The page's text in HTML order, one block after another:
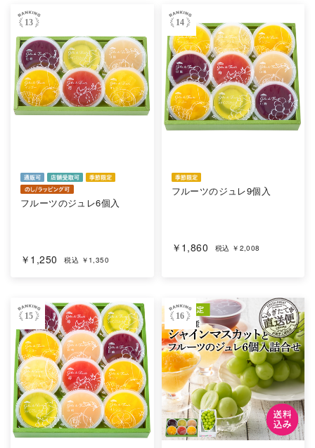
13
フルーツのジュレ6個入
￥1,250 税込 ￥1,350
14
フルーツのジュレ9個入
￥1,860 税込 ￥2,008
15 16